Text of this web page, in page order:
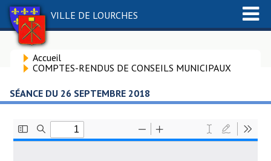
VILLE DE LOURCHES
Accueil
COMPTES-RENDUS DE CONSEILS MUNICIPAUX
SÉANCE DU 26 SEPTEMBRE 2018